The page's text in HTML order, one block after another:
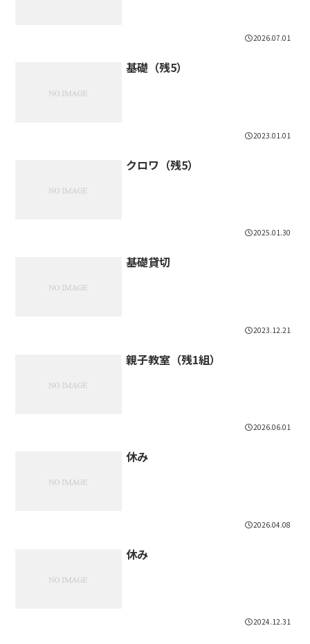
2026.07.01
基礎（残5）
2023.01.01
クロワ（残5）
2025.01.30
基礎貸切
2023.12.21
親子教室（残1組）
2026.06.01
休み
2026.04.08
休み
2024.12.31